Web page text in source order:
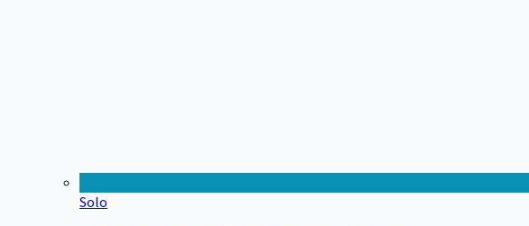
Solo